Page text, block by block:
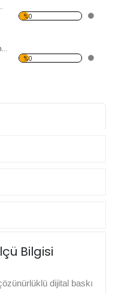
Kanvas Tablo
%0
Çizim Kadın Resmi Temalı Kanvas Tablo
%0
Bilgisi
dijital baskı